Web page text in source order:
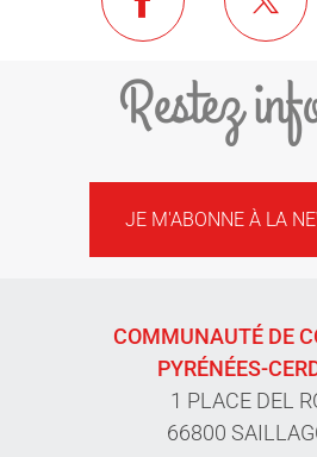
Restez
JE M'ABONNE À LA
COMMUNAUTÉ DE
PYRÉNÉES-
1 PLACE DEL
66800